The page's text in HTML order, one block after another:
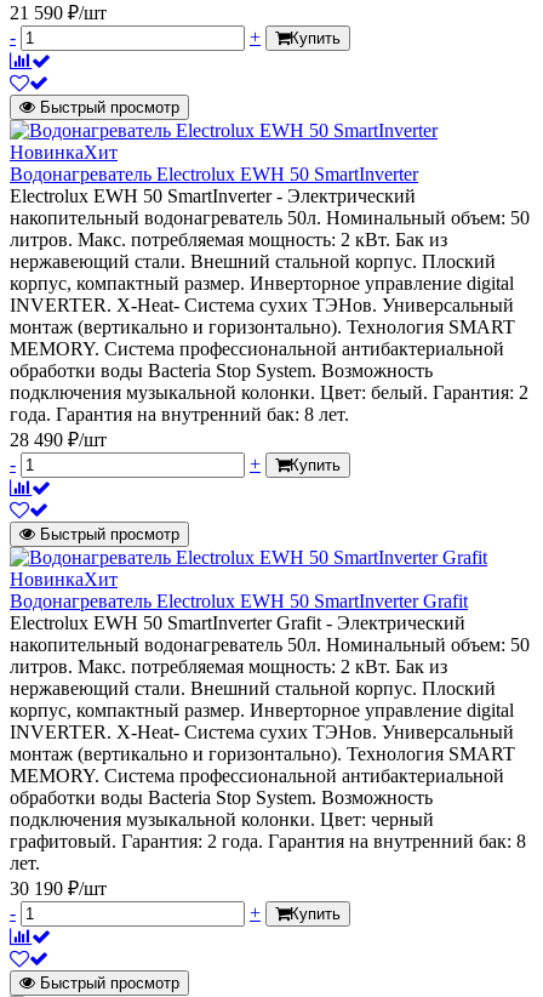
21 590 ₽/шт
-
+ Купить
Быстрый просмотр
НовинкаХит
Водонагреватель Electrolux EWH 50 SmartInverter
Electrolux EWH 50 SmartInverter - Электрический
накопительный водонагреватель 50л. Номинальный объем: 50
литров. Макс. потребляемая мощность: 2 кВт. Бак из
нержавеющий стали. Внешний стальной корпус. Плоский
корпус, компактный размер. Инверторное управление digital
INVERTER. X-Heat- Система сухих ТЭНов. Универсальный
монтаж (вертикально и горизонтально). Технология SMART
MEMORY. Система профессиональной антибактериальной
обработки воды Bacteria Stop System. Возможность
подключения музыкальной колонки. Цвет: белый. Гарантия: 2
года. Гарантия на внутренний бак: 8 лет.
28 490 ₽/шт
-
+ Купить
Быстрый просмотр
НовинкаХит
Водонагреватель Electrolux EWH 50 SmartInverter Grafit
Electrolux EWH 50 SmartInverter Grafit - Электрический
накопительный водонагреватель 50л. Номинальный объем: 50
литров. Макс. потребляемая мощность: 2 кВт. Бак из
нержавеющий стали. Внешний стальной корпус. Плоский
корпус, компактный размер. Инверторное управление digital
INVERTER. X-Heat- Система сухих ТЭНов. Универсальный
монтаж (вертикально и горизонтально). Технология SMART
MEMORY. Система профессиональной антибактериальной
обработки воды Bacteria Stop System. Возможность
подключения музыкальной колонки. Цвет: черный
графитовый. Гарантия: 2 года. Гарантия на внутренний бак: 8
лет.
30 190 ₽/шт
-
+ Купить
Быстрый просмотр